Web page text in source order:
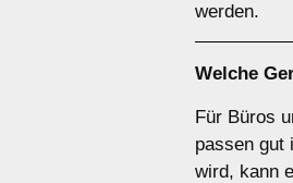
werden.
Welche
Für Büros
passen gut
wird, kann